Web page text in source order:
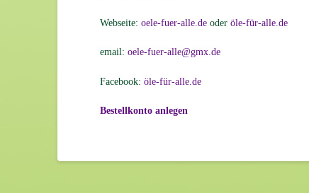
Webseite: oele-fuer-alle.deoder öle-für-alle.de
email: oele-fuer-alle@gmx.de
Facebook: öle-für-alle.de
Bestellkonto anlegen